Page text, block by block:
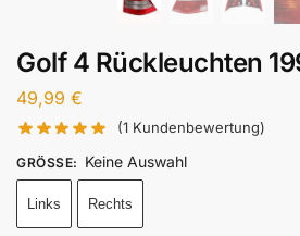
Golf 4 Rückleuchten​
49,99 €
(1 Kundenbewertung)
GRÖSSE : Keine Auswahl
Links Rechts